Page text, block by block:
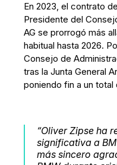
En 2023, el contrato
Presidente del
AG se prorrogó más
habitual hasta 2026.
Consejo de
tras la Junta General
poniendo fin a un
“Oliver Zipse ha
significativa a
más sincero